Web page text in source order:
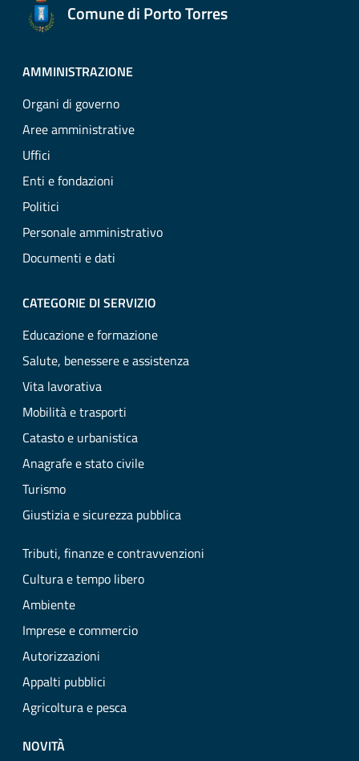
Comune di Porto Torres
AMMINISTRAZIONE
Organi di governo
Aree amministrative
Uffici
Enti e fondazioni
Politici
Personale amministrativo
Documenti e dati
CATEGORIE DI SERVIZIO
Educazione e formazione
Salute, benessere e assistenza
Vita lavorativa
Mobilità e trasporti
Catasto e urbanistica
Anagrafe e stato civile
Turismo
Giustizia e sicurezza pubblica
Tributi, finanze e contravvenzioni
Cultura e tempo libero
Ambiente
Imprese e commercio
Autorizzazioni
Appalti pubblici
Agricoltura e pesca
NOVITÀ